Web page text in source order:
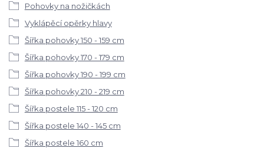
Pohovky na nožičkách
Vyklápěcí opěrky hlavy
Šířka pohovky 150 - 159 cm
Šířka pohovky 170 - 179 cm
Šířka pohovky 190 - 199 cm
Šířka pohovky 210 - 219 cm
Šířka postele 115 - 120 cm
Šířka postele 140 - 145 cm
Šířka postele 160 cm